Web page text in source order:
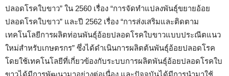
ปลอดโรคใบขาว” ใน 2560 เรื่อง “การจัดทำแปลงพันธุ์ขยายอ้อย
ปลอดโรคใบขาว” และปี 2562 เรื่อง “การส่งเสริมและติดตาม
เทคโนโลยีการผลิตท่อนพันธุ์อ้อยปลอดโรคใบขาวแบบประณีตแนว
ใหม่สำหรับเกษตรกร” ซึ่งได้ดำเนินการผลิตต้นพันธุ์อ้อยปลอดโรค
โดยใช้เทคโนโลยีที่เกี่ยวข้องกับระบบการผลิตพันธุ์อ้อยปลอดโรคใบ
ขาวได้มีการพัฒนามาอย่างต่อเนื่อง และปัจจุบันได้มีการนำมาใช้